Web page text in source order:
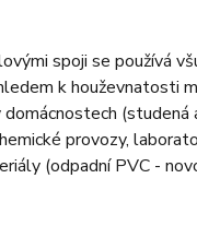
spoji se používá
k houževnatosti
provozy,
(odpadní PVC -